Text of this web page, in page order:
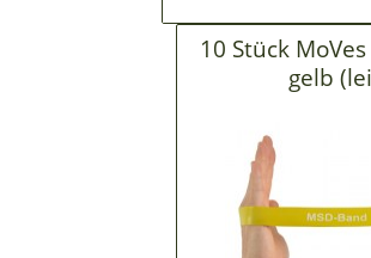
10 Stück
gelb